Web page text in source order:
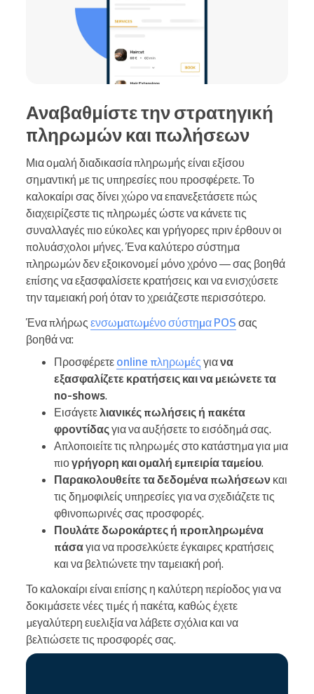
Αναβαθμίστε την στρατηγική
πληρωμών και πωλήσεων
Μια ομαλή διαδικασία πληρωμής είναι εξίσου
σημαντική με τις υπηρεσίες που προσφέρετε. Το
καλοκαίρι σας δίνει χώρο να επανεξετάσετε πώς
διαχειρίζεστε τις πληρωμές ώστε να κάνετε τις
συναλλαγές πιο εύκολες και γρήγορες πριν έρθουν οι
πολυάσχολοι μήνες. Ένα καλύτερο σύστημα
πληρωμών δεν εξοικονομεί μόνο χρόνο — σας βοηθά
επίσης να εξασφαλίσετε κρατήσεις και να ενισχύσετε
την ταμειακή ροή όταν το χρειάζεστε περισσότερο.
Ένα πλήρως ενσωματωμένο σύστημα POS σας
βοηθά να:
Προσφέρετε online πληρωμές γιανα
εξασφαλίζετε κρατήσεις και να μειώνετε τα
no-shows.
Εισάγετελιανικές πωλήσεις ή πακέτα
φροντίδαςγια να αυξήσετε το εισόδημά σας.
Απλοποιείτε τις πληρωμές στο κατάστημα για μια
πιογρήγορη και ομαλή εμπειρία ταμείου.
Παρακολουθείτε τα δεδομένα πωλήσεων και
τις δημοφιλείς υπηρεσίες για να σχεδιάζετε τις
φθινοπωρινές σας προσφορές.
Πουλάτε δωροκάρτες ή προπληρωμένα
πάσαγια να προσελκύετε έγκαιρες κρατήσεις
και να βελτιώνετε την ταμειακή ροή.
Το καλοκαίρι είναι επίσης η καλύτερη περίοδος για να
δοκιμάσετε νέες τιμές ή πακέτα, καθώς έχετε
μεγαλύτερη ευελιξία να λάβετε σχόλια και να
βελτιώσετε τις προσφορές σας.